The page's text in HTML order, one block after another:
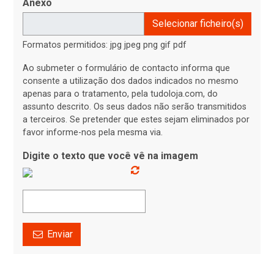
Anexo
Selecionar ficheiro(s)
Formatos permitidos: jpg jpeg png gif pdf
Ao submeter o formulário de contacto informa que
consente a utilização dos dados indicados no mesmo
apenas para o tratamento, pela tudoloja.com, do
assunto descrito. Os seus dados não serão transmitidos
a terceiros. Se pretender que estes sejam eliminados por
favor informe-nos pela mesma via.
Digite o texto que você vê na imagem
Enviar